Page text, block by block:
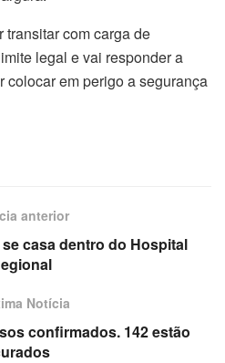
transitar com carga de
legal e vai responder a
colocar em perigo a segurança
anterior
casa dentro do Hospital
Notícia
confirmados. 142 estão